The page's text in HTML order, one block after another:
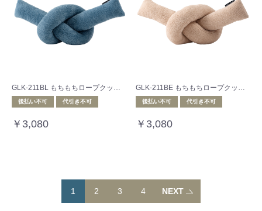
後払い不可 代引き不可
￥3,080
後払い不可 代引き不可
￥3,080
1 2 3 4 NEXT